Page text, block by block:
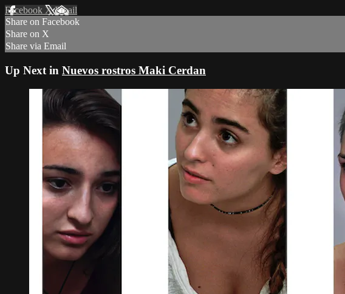
Facebook XEmail
Share on Facebook
Share on X
Share via Email
Up Next in Nuevos rostros Maki Cerdan